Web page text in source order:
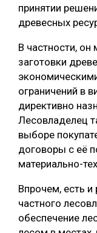
принятии
древесных
В частности,
заготовки
ограничений в
директивно
Лесовладелец
выборе
договоры с её
материально-
Впрочем, есть
частного
обеспечение